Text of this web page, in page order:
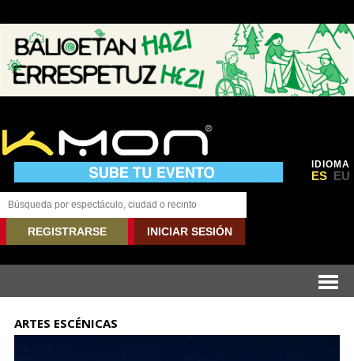
IDIOMA
ES EU
REGISTRARSE INICIAR SESIÓN
ARTES ESCÉNICAS